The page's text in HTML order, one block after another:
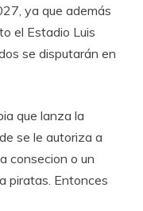
ya que además
el Estadio Luis
se disputarán en
que lanza la
se le autoriza a
consecion o un
piratas. Entonces